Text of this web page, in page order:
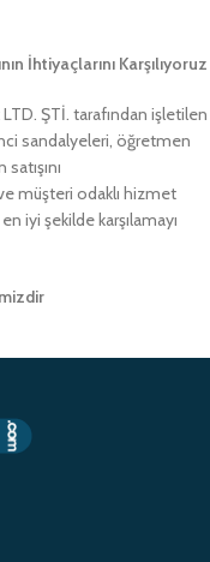
İhtiyaçlarını Karşılıyoruz
ŞTİ. tarafından işletilen
sandalyeleri, öğretmen
müşteri odaklı hizmet
iyi şekilde karşılamayı
ihtiyaçlarına hızlı ve
yer almayı